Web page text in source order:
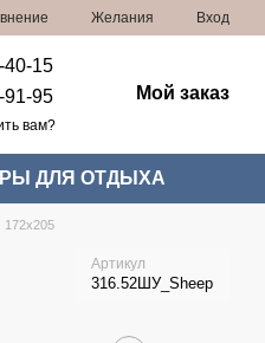
Желания Вход
40-15
91-95
вам?
Мой заказ
ДЛЯ ОТДЫХА
172x205
Артикул
316.52ШУ_Sheep